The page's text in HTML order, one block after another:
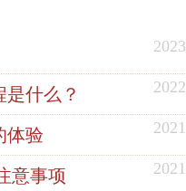
什么？
体验
意事项